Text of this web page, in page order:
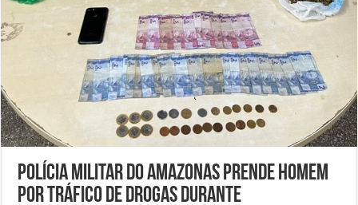
Polícia Militar do Amazonas prende homem
por tráfico de drogas durante